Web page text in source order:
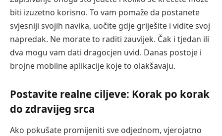
biti izuzetno korisno. To vam pomaže da postanete
svjesniji svojih navika, uočite gdje griješite i vidite svoj
napredak. Ne morate to raditi zauvijek. Čak i tjedan ili
dva mogu vam dati dragocjen uvid. Danas postoje i
brojne mobilne aplikacije koje to olakšavaju.
Postavite realne ciljeve: Korak po korak
do zdravijeg srca
Ako pokušate promijeniti sve odjednom, vjerojatno